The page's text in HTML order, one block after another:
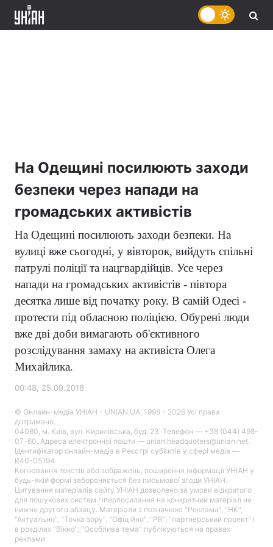
На Одещині посилюють заходи
безпеки через напади на
громадських активістів
На Одещині посилюють заходи безпеки. На
вулиці вже сьогодні, у вівторок, вийдуть спільні
патрулі поліції та нацгвардійців. Усе через
напади на громадських активістів - півтора
десятка лише від початку року. В самій Одесі -
протести під обласною поліцією. Обурені люди
вже дві доби вимагають об'єктивного
розслідування замаху на активіста Олега
Михайлика.
00:48, 25.09.2018
© Онлайн-медіа УНІАН - UNIAN.UA, 1998 - 2026 Усі права
дотримано.
04080, м. Київ, вул. Кирилівська, буд. 23. Телефон — +38 (044) 498-
07-60. Адреса електронної пошти — unian.headquoters@unian.net.
Ідентифікатор онлайн-медіа в Реєстрі суб’єктів у сфері медіа —
R40-05194.
Копіювання текстів або зображень, поширення інформації УНІАН у
будь-якій формі забороняється без письмової згоди УНІАН.
Цитування матеріалів сайту УНІАН дозволено за умови відкритого
для пошукових систем гіперпосилання на конкретний матеріал не
нижче другого абзацу. Матеріали з позначкою "Реклама", "НК",
"Актуально", "Точка зору", "Офіційно", "PR", "партнерський проект" і
в розділах "Вікно", "Особлива тема" публікуються на правах
реклами.